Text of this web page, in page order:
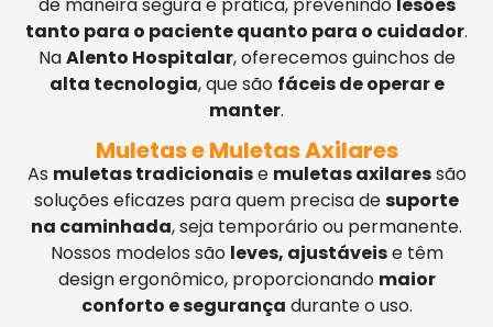
tanto para o paciente quanto para o cuidador.
NaAlento Hospitalar, oferecemos guinchos de
alta tecnologia, que são fáceis de operar e
manter.
Muletas e Muletas Axilares
As muletas tradicionaise muletas axilaressão
soluções eficazes para quem precisa desuporte
na caminhada, seja temporário ou permanente.
Nossos modelos são leves, ajustáveise têm
design ergonômico, proporcionando maior
conforto e segurança durante o uso.